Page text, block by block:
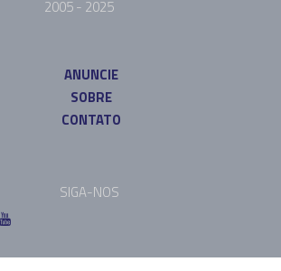
2005 - 2025
ANUNCIE
SOBRE
CONTATO
SIGA-NOS